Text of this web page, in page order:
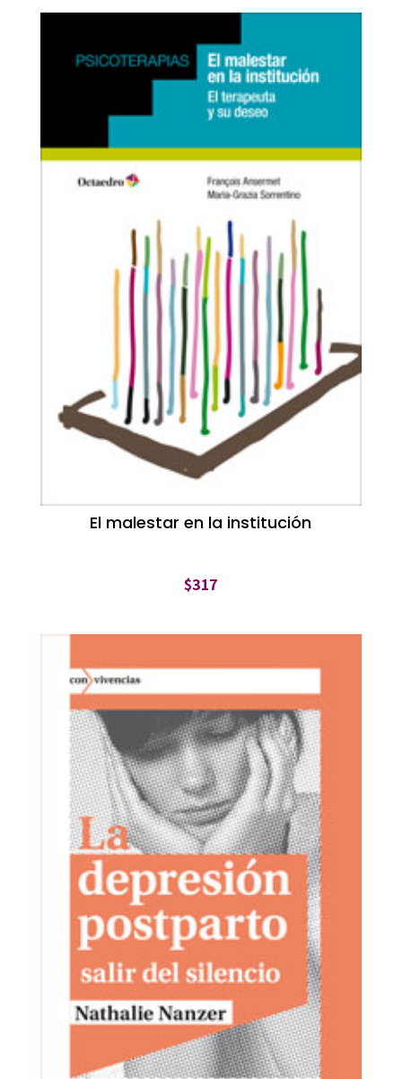
El malestar en la institución
$317